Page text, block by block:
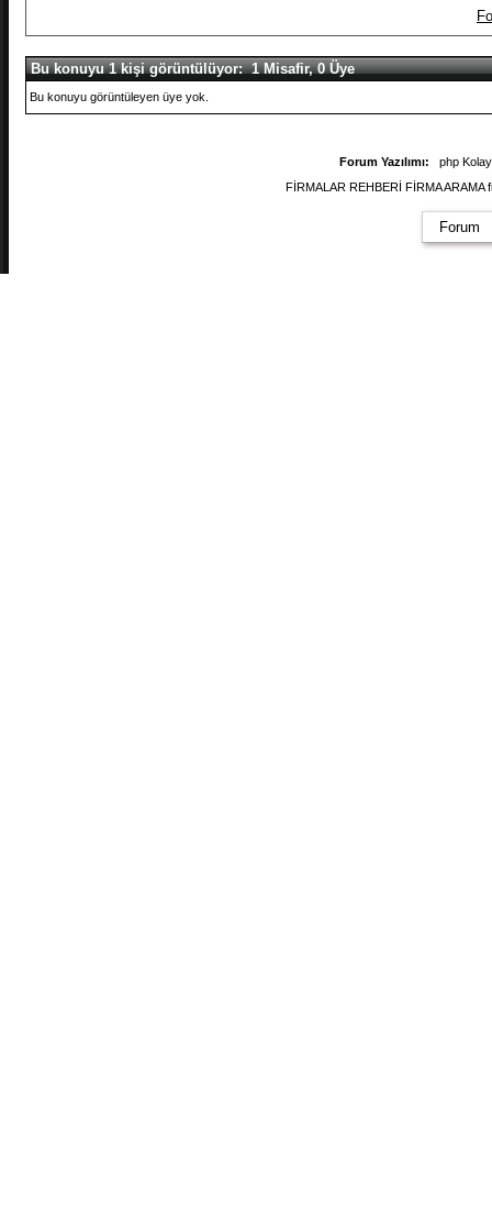
Bu konuyu 1 kişi görüntülüyor: 1 Misafir, 0 Üye
Bu konuyu görüntüleyen üye yok.
Forum Yazılımı:
php
FİRMALAR REHBERİ FİRMA
Forum